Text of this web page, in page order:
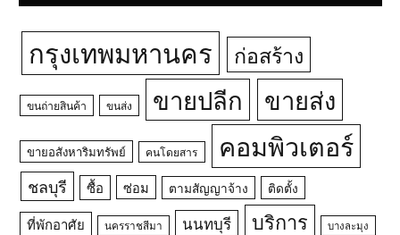
กรุงเทพมหานคร ก่อสร้าง
ขนถ่ายสินค้า ขนส่ง ขายปลีก ขายส่ง
ขายอสังหาริมทรัพย์ คนโดยสาร คอมพิวเตอร์
ชลบุรี ซื้อ ซ่อม ตามสัญญาจ้าง ติดตั้ง
ที่พักอาศัย นครราชสีมา นนทบุรี บริการ บางละมุง